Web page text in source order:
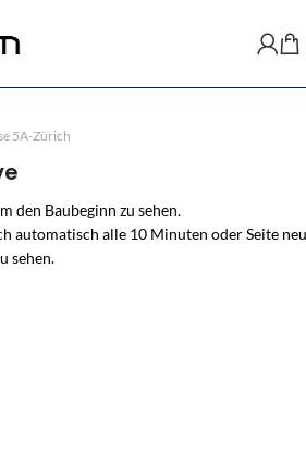
5A-Zürich
den Baubeginn zu sehen.
automatisch alle 10 Minuten oder Seite neu
sehen.